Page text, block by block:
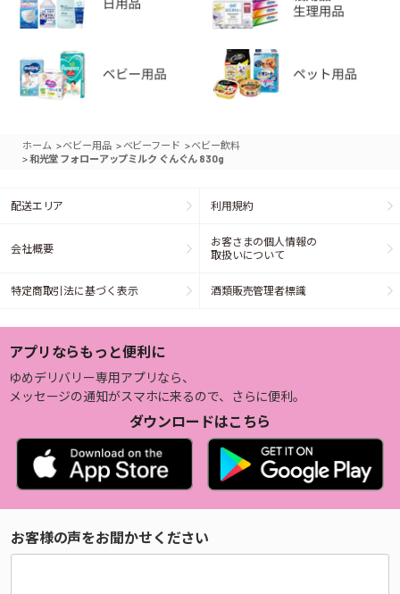
ホーム >ベビー用品 > ベビーフード >ベビー飲料
>和光堂 フォローアップミルク ぐんぐん 830g
配送エリア 利用規約
会社概要
お客さまの個人情報の
取扱いについて
特定商取引法に基づく表示 酒類販売管理者標識
アプリならもっと便利に
ゆめデリバリー専用アプリなら、
メッセージの通知がスマホに来るので、さらに便利。
ダウンロードはこちら
お客様の声をお聞かせください